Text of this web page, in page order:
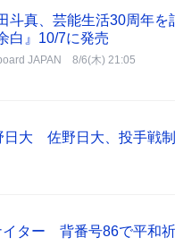
斗真、芸能生活30周年を
白』10/7に発売
JAPAN 8/6(木) 21:05
大 佐野日大、投手戦
イター 背番号86で平和